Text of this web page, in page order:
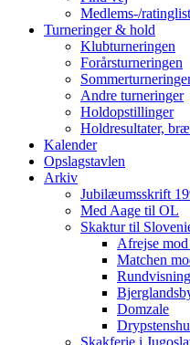
Medlems-/
Turneringer & hold
Klubturneringen
Forårsturneringen
Andre turneringer
Holdopstillinger
Holdresultater,
Kalender
Opslagstavlen
Arkiv
Jubilæumsskrift
Med Aage til OL
Skaktur til
Afrejse
Matchen
Domzale
Skakferie i